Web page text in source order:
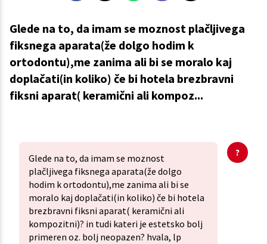
Glede na to, da imam se moznost plačljivega
fiksnega aparata(že dolgo hodim k
ortodontu),me zanima ali bi se moralo kaj
doplačati(in koliko) če bi hotela brezbravni
fiksni aparat( keramični ali kompoz...
Glede na to, da imam se moznost
plačljivega fiksnega aparata(že dolgo
hodim k ortodontu),me zanima ali bi se
moralo kaj doplačati(in koliko) če bi hotela
brezbravni fiksni aparat( keramični ali
kompozitni)? in tudi kateri je estetsko bolj
primeren oz. bolj neopazen? hvala, lp